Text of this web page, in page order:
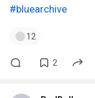
#bluearchive
12
2